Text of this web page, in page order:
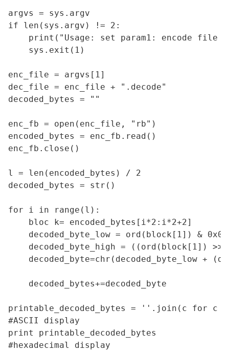
argvs = sys.argv
if len(sys.argv) != 2:
print("Usage: set param1: encode file
    sys.exit(1)
enc_file = argvs[1]
dec_file = enc_file + ".decode"
decoded_bytes = ""
enc_fb = open(enc_file, "rb")
encoded_bytes = enc_fb.read()
enc_fb.close()
l = len(encoded_bytes) / 2
decoded_bytes = str()
for i in range(l):
    bloc k= encoded_bytes[i*2:i*2+2]
    decoded_byte_low = ord(block[1]) & 0x0F
decoded_byte_high = ((ord(block[1]) >>
decoded_byte=chr(decoded_byte_low +
    decoded_bytes+=decoded_byte
printable_decoded_bytes = ''.join(c for c
#ASCII display
print printable_decoded_bytes
#hexadecimal display